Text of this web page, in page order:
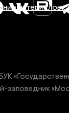
заповедник
материалов